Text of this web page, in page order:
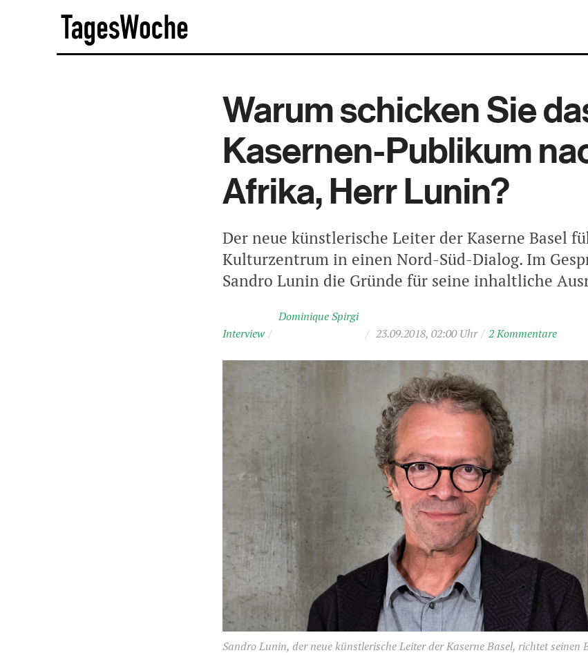
Warum schicken Sie
Kasernen-Publikum
Afrika, Herr Lunin?
Der neue künstlerische Leiter der Kaserne Basel
Kulturzentrum in einen Nord-Süd-Dialog. Im
Sandro Lunin die Gründe für seine inhaltliche
Interview /
Dominique Spirgi
/ 23.09.2018, 02:00 Uhr / 2 Kommentare
Sandro Lunin, der neue künstlerische Leiter der Kaserne Basel, richtet seinen